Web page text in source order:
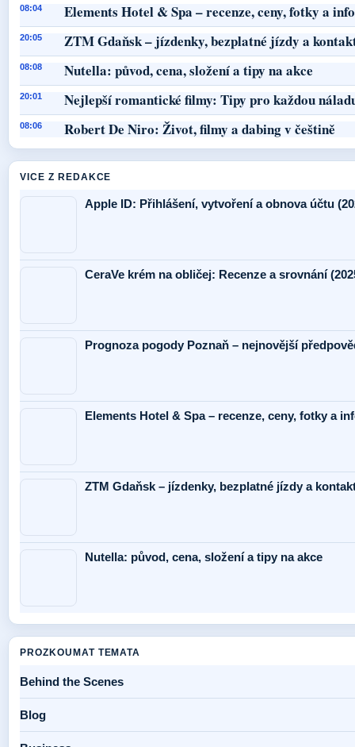
08:04 Elements Hotel & Spa – recenze, ceny, fotky a
20:05 ZTM Gdaňsk – jízdenky, bezplatné jízdy a
08:08 Nutella: původ, cena, složení a tipy na akce
20:01 Nejlepší romantické filmy: Tipy pro každou
08:06 Robert De Niro: Život, filmy a dabing v češtině
VICE Z REDAKCE
Apple ID: Přihlášení, vytvoření a obnova účtu
CeraVe krém na obličej: Recenze a srovnání
Prognoza pogody Poznaň – nejnovější
Elements Hotel & Spa – recenze, ceny, fotky a
ZTM Gdaňsk – jízdenky, bezplatné jízdy a
Nutella: původ, cena, složení a tipy na akce
PROZKOUMAT TEMATA
Behind the Scenes
Blog